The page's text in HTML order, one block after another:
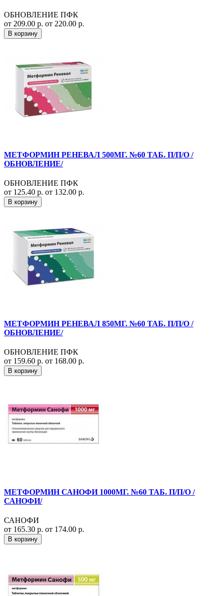
ОБНОВЛЕНИЕ ПФК
от 209.00 р. от 220.00 р.
В корзину
МЕТФОРМИН РЕНЕВАЛ 500МГ. №60 ТАБ. П/П/О /
ОБНОВЛЕНИЕ/
ОБНОВЛЕНИЕ ПФК
от 125.40 р. от 132.00 р.
В корзину
МЕТФОРМИН РЕНЕВАЛ 850МГ. №60 ТАБ. П/П/О /
ОБНОВЛЕНИЕ/
ОБНОВЛЕНИЕ ПФК
от 159.60 р. от 168.00 р.
В корзину
МЕТФОРМИН САНОФИ 1000МГ. №60 ТАБ. П/П/О /
САНОФИ/
САНОФИ
от 165.30 р. от 174.00 р.
В корзину